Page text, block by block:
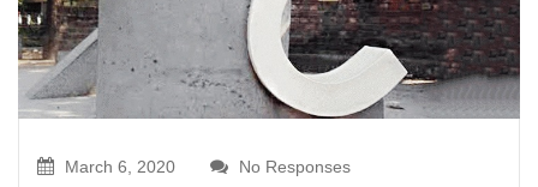
March 6, 2020 No Responses